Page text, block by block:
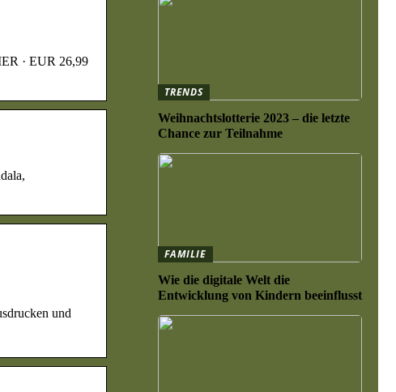
· EUR 26,99
und
TRENDS
Weihnachtslotterie 2023 – die letzte
Chance zur Teilnahme
FAMILIE
Wie die digitale Welt die
Entwicklung von Kindern beeinflusst